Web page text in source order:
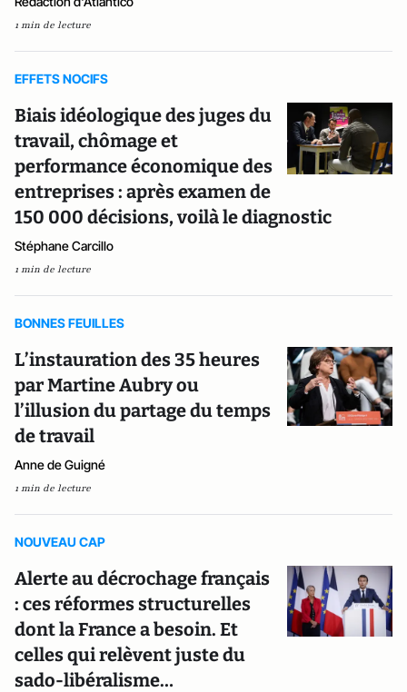
1 min de lecture
EFFETS NOCIFS
Biais idéologique des juges du
travail, chômage et
performance économique des
entreprises : après examen de
150 000 décisions, voilà le diagnostic
Stéphane Carcillo
1 min de lecture
BONNES FEUILLES
L’instauration des 35 heures
par Martine Aubry ou
l’illusion du partage du temps
de travail
Anne de Guigné
1 min de lecture
NOUVEAU CAP
Alerte au décrochage français
: ces réformes structurelles
dont la France a besoin. Et
celles qui relèvent juste du
sado-libéralisme…